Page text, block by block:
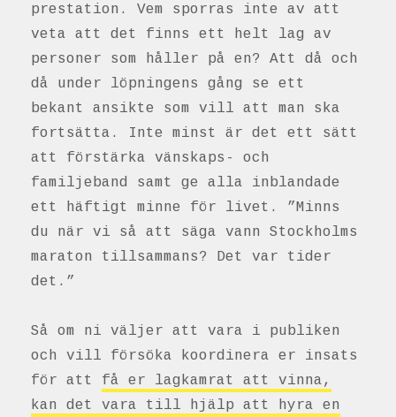
prestation. Vem sporras inte av att
veta att det finns ett helt lag av
personer som håller på en? Att då och
då under löpningens gång se ett
bekant ansikte som vill att man ska
fortsätta. Inte minst är det ett sätt
att förstärka vänskaps- och
familjeband samt ge alla inblandade
ett häftigt minne för livet. ”Minns
du när vi så att säga vann Stockholms
maraton tillsammans? Det var tider
det.”
Så om ni väljer att vara i publiken
och vill försöka koordinera er insats
för att få er lagkamrat att vinna,
kan det vara till hjälp att hyra en